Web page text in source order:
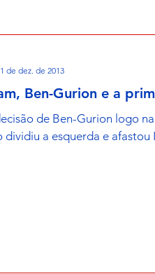
Ben-Gurion e a
de Ben-Gurion logo
dividiu a esquerda e afastou
de dez. de 2013